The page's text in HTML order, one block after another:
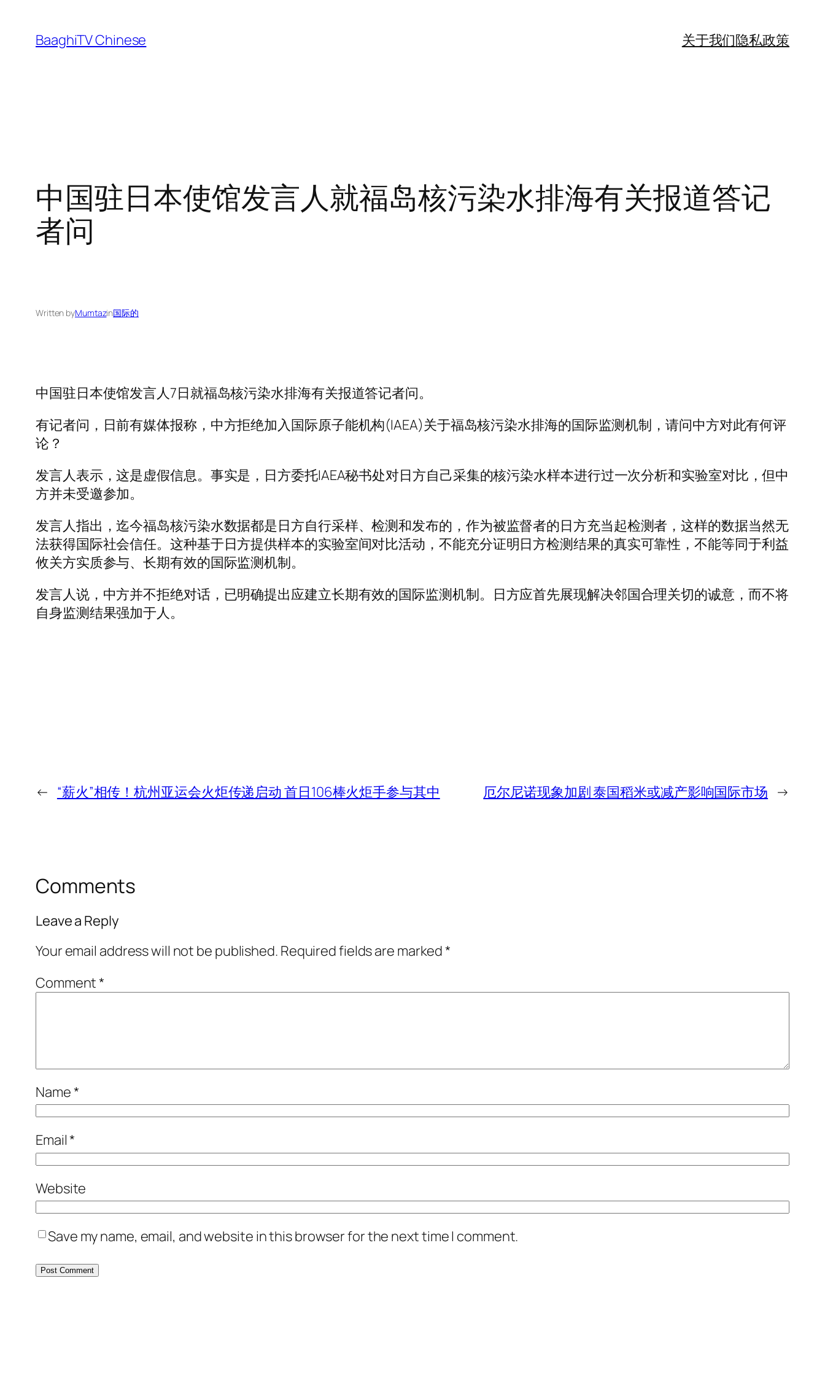
content
BaaghiTV Chinese 关于我们隐私政策
中国驻日本使馆发言人就福岛核污染水排海有关报道答记
者问
Written byMumtazin国际的
中国驻日本使馆发言人7日就福岛核污染水排海有关报道答记者问。
有记者问，日前有媒体报称，中方拒绝加入国际原子能机构(IAEA)关于福岛核污染水排海的国际监测机制，请问中方对此有何评
论？
发言人表示，这是虚假信息。事实是，日方委托IAEA秘书处对日方自己采集的核污染水样本进行过一次分析和实验室对比，但中
方并未受邀参加。
发言人指出，迄今福岛核污染水数据都是日方自行采样、检测和发布的，作为被监督者的日方充当起检测者，这样的数据当然无
法获得国际社会信任。这种基于日方提供样本的实验室间对比活动，不能充分证明日方检测结果的真实可靠性，不能等同于利益
攸关方实质参与、长期有效的国际监测机制。
发言人说，中方并不拒绝对话，已明确提出应建立长期有效的国际监测机制。日方应首先展现解决邻国合理关切的诚意，而不将
自身监测结果强加于人。
← “薪火”相传！杭州亚运会火炬传递启动 首日106棒火炬手参与其中 厄尔尼诺现象加剧 泰国稻米或减产影响国际市场 →
Comments
Leave a Reply
Your email address will not be published. Required fields are marked*
Comment*
Name*
Email*
Website
Save my name, email, and website in this browser for the next time I comment.